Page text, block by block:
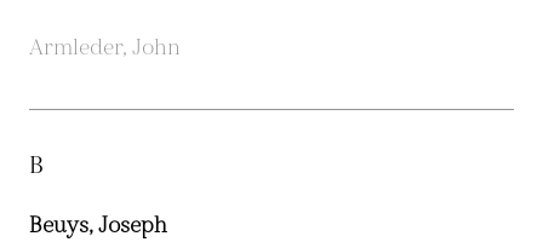
Armleder, John
B
Beuys, Joseph